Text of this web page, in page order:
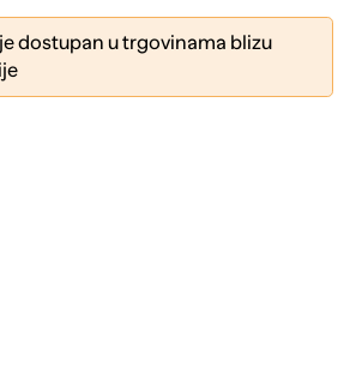
dostupan u trgovinama blizu